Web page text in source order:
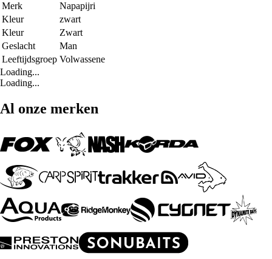
Merk
Napapijri
Kleur
zwart
Kleur
Zwart
Geslacht
Man
Leeftijdsgroep Volwassene
Loading...
Loading...
Al onze merken